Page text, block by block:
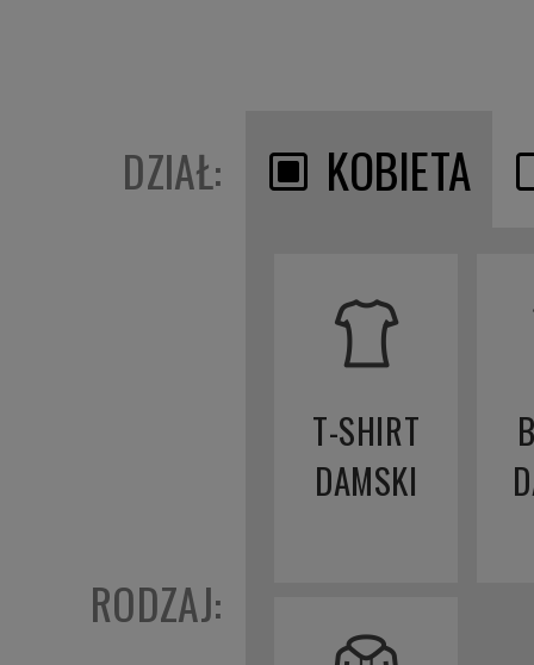
DZIAŁ: KOBIETA
RODZAJ:
T-SHIRT
DAMSKI